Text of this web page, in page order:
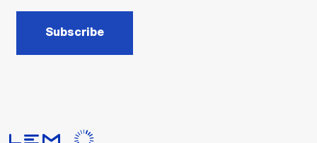
Subscribe